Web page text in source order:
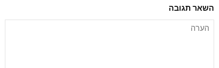
השאר תגובה